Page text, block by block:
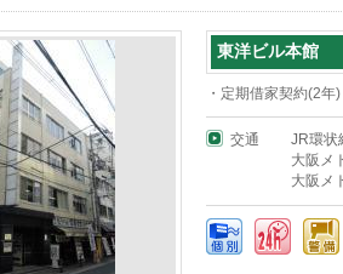
東洋ビル本館
・定期借家契約(2年)
交通
JR環状
大阪メ
大阪メ